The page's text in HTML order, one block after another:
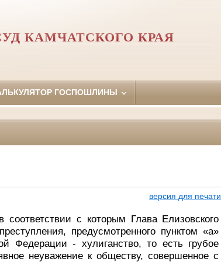
КАМЧАТСКОГО КРАЯ
ГОСПОШЛИНЫ
версия для печати
с которым Глава Елизовского
предусмотренного пунктом «а»
Федерации - хулиганство, то есть грубое
неуважение к обществу, совершенное с